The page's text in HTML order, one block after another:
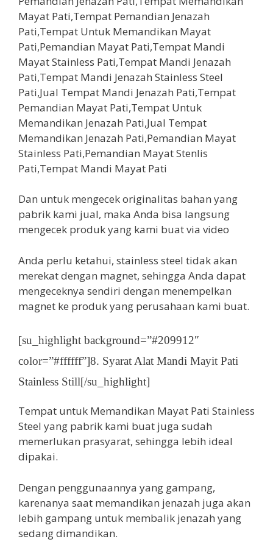
Dan untuk mengecek originalitas bahan yang
pabrik kami jual, maka Anda bisa langsung
mengecek produk yang kami buat via video
Anda perlu ketahui, stainless steel tidak akan
merekat dengan magnet, sehingga Anda dapat
mengeceknya sendiri dengan menempelkan
magnet ke produk yang perusahaan kami buat.
[su_highlight background=”#209912″
color=”#ffffff”]8. Syarat Alat Mandi Mayit Pati
Stainless Still[/su_highlight]
Tempat untuk Memandikan Mayat Pati Stainless
Steel yang pabrik kami buat juga sudah
memerlukan prasyarat, sehingga lebih ideal
dipakai.
Dengan penggunaannya yang gampang,
karenanya saat memandikan jenazah juga akan
lebih gampang untuk membalik jenazah yang
sedang dimandikan.